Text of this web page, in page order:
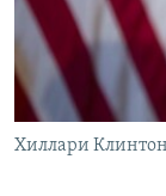
ПОБЕДИТЕЛЕЙ
ELIFBE
УКРАИНСКАЯ
ПРИСОЕДИНЯЙТЕСЬ!
Хиллари Клинтон